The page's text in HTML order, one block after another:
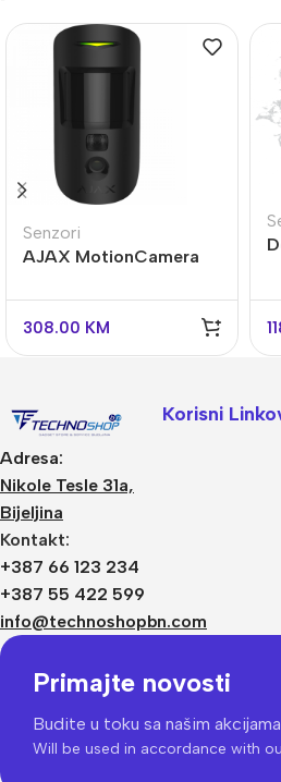
Senzori
AJAX MotionCamera
308.00 KM
Adresa:
Nikole Tesle 31a,
Bijeljina
Kontakt:
+387 66 123 234
+387 55 422 599
info@technoshopbn.com
Korisni
Primajte novosti
Budite u toku sa našim akcijama
Will be used in accordance with